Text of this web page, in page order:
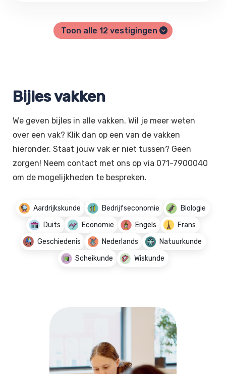
Toon alle 12 vestigingen
Bijles vakken
We geven bijles in alle vakken. Wil je meer weten
over een vak? Klik dan op een van de vakken
hieronder. Staat jouw vak er niet tussen? Geen
zorgen! Neem contact met ons op via 071-7900040
om de mogelijkheden te bespreken.
Aardrijkskunde Bedrijfseconomie
Biologie
Duits
Economie Engels
Frans
Geschiedenis
Nederlands
Natuurkunde
Scheikunde
Wiskunde